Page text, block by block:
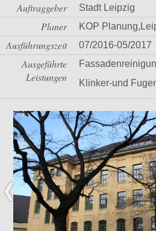
Auftraggeber Stadt Leipzig
Planer KOP
Ausführungszeit 07/2016-05/2017
Ausgeführte
Leistungen
Klinker-und